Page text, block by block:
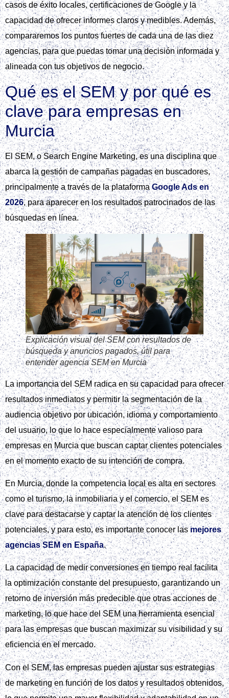
casos de éxito locales, certificaciones de Google y la
capacidad de ofrecer informes claros y medibles. Además,
compararemos los puntos fuertes de cada una de las diez
agencias, para que puedas tomar una decisión informada y
alineada con tus objetivos de negocio.
Qué es el SEM y por qué es
clave para empresas en
Murcia
El SEM, o Search Engine Marketing, es una disciplina que
abarca la gestión de campañas pagadas en buscadores,
principalmente a través de la plataformaGoogle Ads en
2026, para aparecer en los resultados patrocinados de las
búsquedas en línea.
Explicación visual del SEM con resultados de
búsqueda y anuncios pagados, útil para
entender agencia SEM en Murcia
La importancia del SEM radica en su capacidad para ofrecer
resultados inmediatos y permitir la segmentación de la
audiencia objetivo por ubicación, idioma y comportamiento
del usuario, lo que lo hace especialmente valioso para
empresas en Murcia que buscan captar clientes potenciales
en el momento exacto de su intención de compra.
En Murcia, donde la competencia local es alta en sectores
como el turismo, la inmobiliaria y el comercio, el SEM es
clave para destacarse y captar la atención de los clientes
potenciales, y para esto, es importante conocer lasmejores
agencias SEM en España.
La capacidad de medir conversiones en tiempo real facilita
la optimización constante del presupuesto, garantizando un
retorno de inversión más predecible que otras acciones de
marketing, lo que hace del SEM una herramienta esencial
para las empresas que buscan maximizar su visibilidad y su
eficiencia en el mercado.
Con el SEM, las empresas pueden ajustar sus estrategias
de marketing en función de los datos y resultados obtenidos,